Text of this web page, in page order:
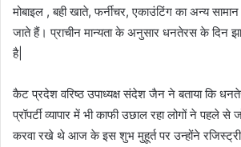
मोबाइल , बही खाते, फर्नीचर, एकाउंटिंग का अन्य
जाते हैं। प्राचीन मान्यता के अनुसार धनतेरस के दिन
है|
कैट प्रदेश वरिष्ठ उपाध्यक्ष संदेश जैन ने बताया कि
प्रॉपर्टी व्यापार में भी काफी उछाल रहा लोगों ने
करवा रखे थे आज के इस शुभ मुहूर्त पर उन्होंने